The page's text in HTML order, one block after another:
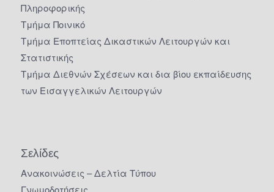
Πληροφορικής
Τμήμα Ποινικό
Τμήμα Εποπτείας Δικαστικών Λειτουργών και
Στατιστικής
Τμήμα Διεθνών Σχέσεων και δια βίου εκπαίδευσης
των Εισαγγελικών Λειτουργών
Σελίδες
Ανακοινώσεις – Δελτία Τύπου
Γνωμοδοτήσεις